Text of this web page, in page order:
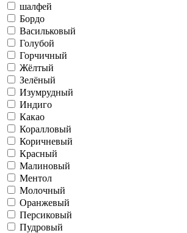
шалфей
Бордо
Васильковый
Голубой
Горчичный
Жёлтый
Зелёный
Изумрудный
Индиго
Какао
Коралловый
Коричневый
Красный
Малиновый
Ментол
Молочный
Оранжевый
Персиковый
Пудровый